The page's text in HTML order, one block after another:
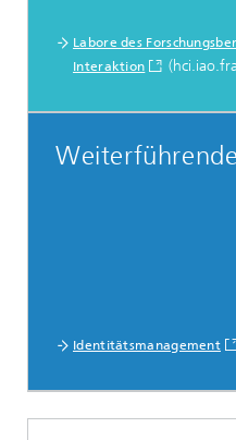
Labore des
Interaktion
Identitätsmanagement